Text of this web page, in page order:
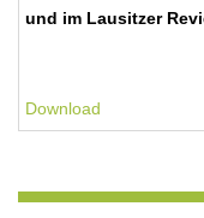
und im Lausitzer
Download